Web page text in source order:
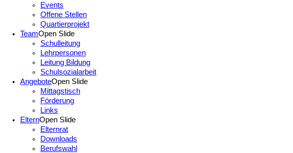
Events
Offene Stellen
Quartierprojekt
TeamOpen Slide
Schulleitung
Lehrpersonen
Leitung Bildung
Schulsozialarbeit
AngeboteOpen Slide
Mittagstisch
Förderung
Links
ElternOpen Slide
Elternrat
Downloads
Berufswahl